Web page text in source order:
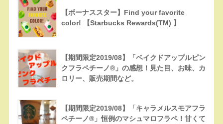
【ボーナススター】Find your favorite
color! 【Starbucks Rewards(TM) 】
【期間限定2019/08】「ベイクドアップルピン
クフラペチーノ®」の感想！見た目、お味、カ
ロリー、販売期間など。
【期間限定2019/08】「キャラメルスモアフラ
ペチーノ®」恒例のマシュマロフラペ！甘くて